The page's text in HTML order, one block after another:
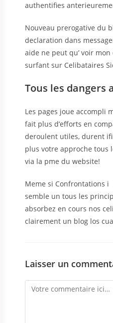
authentifies
Nouveau prerogative du
declaration dans
aide ne peut qu’ voir
surfant sur Celibataires
Tous les dangers
Les pages joue accompli
fait plus d’efforts en
deroulent utiles, durent
plus votre approche tous
via la pme du website!
Meme si Confrontations i
semble un tous les
absorbez en cours nos
clairement un blog los
Laisser un
Comment